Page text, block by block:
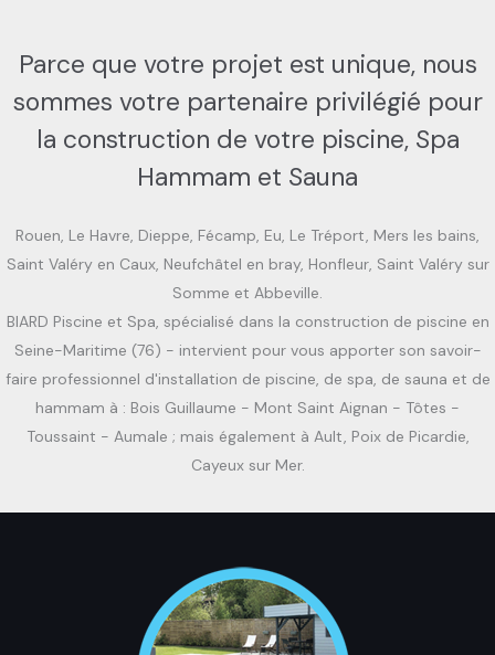
Parce que votre projet est unique, nous
sommes votre partenaire privilégié pour
la construction de votre piscine, Spa
Hammam et Sauna
Rouen, Le Havre, Dieppe, Fécamp, Eu, Le Tréport, Mers les bains,
Saint Valéry en Caux, Neufchâtel en bray, Honfleur, Saint Valéry sur
Somme et Abbeville.
BIARD Piscine et Spa, spécialisé dans la construction de piscine en
Seine-Maritime (76) - intervient pour vous apporter son savoir-
faire professionnel d'installation de piscine, de spa, de sauna et de
hammam à : Bois Guillaume - Mont Saint Aignan - Tôtes -
Toussaint - Aumale ; mais également à Ault, Poix de Picardie,
Cayeux sur Mer.